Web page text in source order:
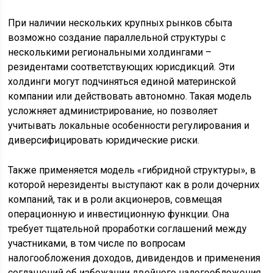
При наличии нескольких крупных рынков сбыта
возможно создание параллельной структуры с
несколькими региональными холдингами –
резидентами соответствующих юрисдикций. Эти
холдинги могут подчиняться единой материнской
компании или действовать автономно. Такая модель
усложняет администрирование, но позволяет
учитывать локальные особенности регулирования и
диверсифицировать юридические риски.
Также применяется модель «гибридной структуры», в
которой нерезиденты выступают как в роли дочерних
компаний, так и в роли акционеров, совмещая
операционную и инвестиционную функции. Она
требует тщательной проработки соглашений между
участниками, в том числе по вопросам
налогообложения доходов, дивидендов и применения